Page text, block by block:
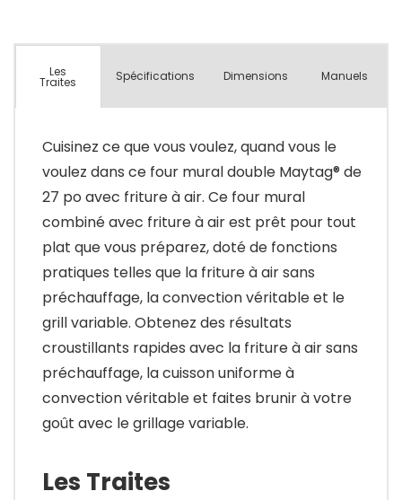
Les
Traites Spécifications Dimensions Manuels
Cuisinez ce que vous voulez, quand vous le
voulez dans ce four mural double Maytag® de
27 po avec friture à air. Ce four mural
combiné avec friture à air est prêt pour tout
plat que vous préparez, doté de fonctions
pratiques telles que la friture à air sans
préchauffage, la convection véritable et le
grill variable. Obtenez des résultats
croustillants rapides avec la friture à air sans
préchauffage, la cuisson uniforme à
convection véritable et faites brunir à votre
goût avec le grillage variable.
Les Traites